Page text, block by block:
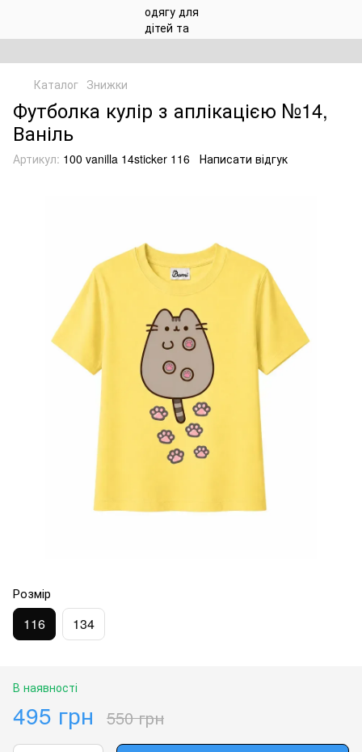
Каталог Знижки
Футболка кулір з аплікацією №14,
Ваніль
Артикул: 100 vanilla 14sticker 116 Написати відгук
Розмір
116 134
В наявності
495 грн 550 грн